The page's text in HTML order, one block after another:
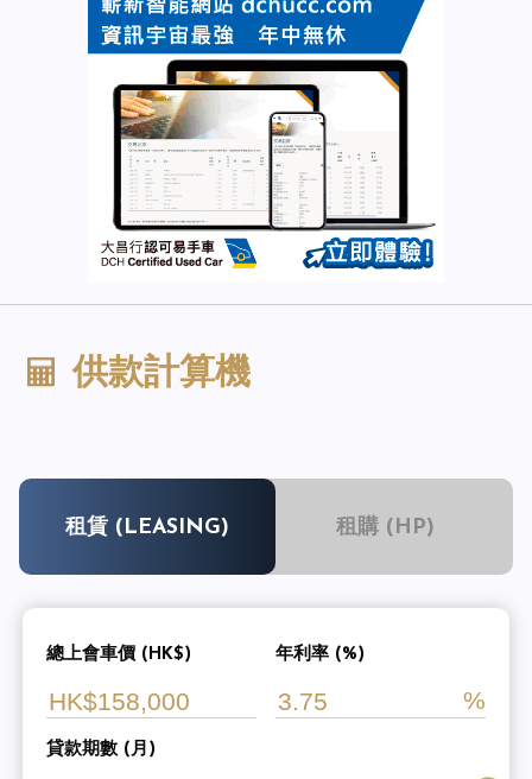
供款計算機
租賃 (LEASING) 租購 (HP)
總上會車價 (HK$) 年利率 (%)
貸款期數 (月)